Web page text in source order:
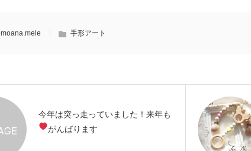
moana.mele 手形アート
今年は突っ走っていました！来年も
がんばります